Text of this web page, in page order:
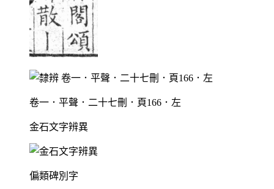
卷一．平聲．二十七刪．頁166．左
金石文字辨異
偏類碑別字